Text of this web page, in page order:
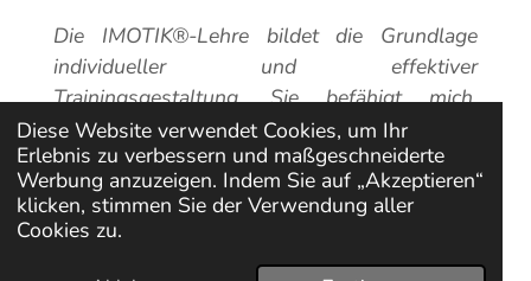
Diese Website verwendet Cookies, um Ihr
Erlebnis zu verbessern und maßgeschneiderte
Werbung anzuzeigen. Indem Sie auf „Akzeptieren“
klicken, stimmen Sie der Verwendung aller
Cookies zu.
Die IMOTIK®-Lehre bildet die Grundlage
individueller und effektiver
Trainingsgestaltung. Sie befähigt mich,
Menschen in meinen Trainings individuell zu
fördern, nachhaltige Programme zu
entwickeln und langfristige Ergebnisse zu
erzielen – ohne unflexiblen Ansätze zu